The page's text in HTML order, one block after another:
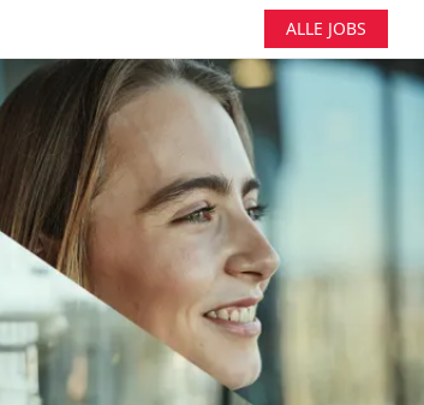
ALLE JOBS